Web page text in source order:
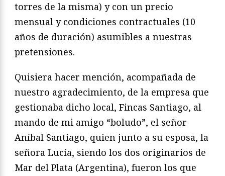
torres de la misma) y con un precio
mensual y condiciones contractuales (10
años de duración) asumibles a nuestras
pretensiones.
Quisiera hacer mención, acompañada de
nuestro agradecimiento, de la empresa que
gestionaba dicho local, Fincas Santiago, al
mando de mi amigo “boludo”, el señor
Aníbal Santiago, quien junto a su esposa, la
señora Lucía, siendo los dos originarios de
Mar del Plata (Argentina), fueron los que